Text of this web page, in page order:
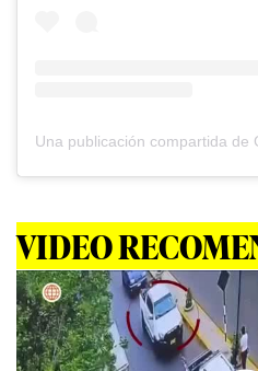
VIDEO